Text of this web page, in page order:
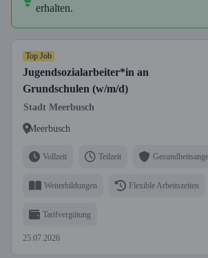
erhalten.
Top Job
Jugendsozialarbeiter*in an
Grundschulen (w/m/d)
Stadt Meerbusch
Meerbusch
Vollzeit Teilzeit
Weiterbildungen Flexible Arbeitszeiten
Tarifvergütung
25.07.2026